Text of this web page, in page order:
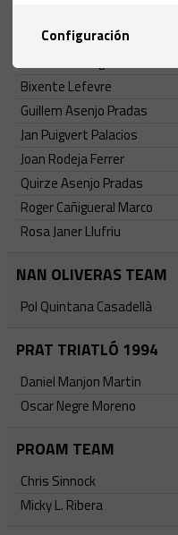
Adrià Vidal Noguera
Bixente Lefevre
Guillem Asenjo Pradas
Jan Puigvert Palacios
Joan Rodeja Ferrer
Quirze Asenjo Pradas
Roger Cañigueral Marco
Rosa Janer Llufriu
NAN OLIVERAS TEAM
Pol Quintana Casadellà
PRAT TRIATLÓ 1994
Daniel Manjon Martin
Oscar Negre Moreno
PROAM TEAM
Chris Sinnock
Micky L. Ribera
Configuración